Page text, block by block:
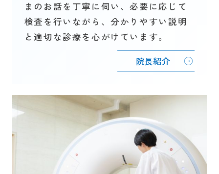
まのお話を丁寧に伺い、必要に応じて
検査を行いながら、分かりやすい説明
と適切な診療を心がけています。
院長紹介